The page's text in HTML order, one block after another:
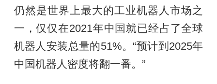
仍然是世界上最大的工业机器人市场之
一，仅仅在2021年中国就已经占了全球
机器人安装总量的51%。“预计到2025年
中国机器人密度将翻一番。”